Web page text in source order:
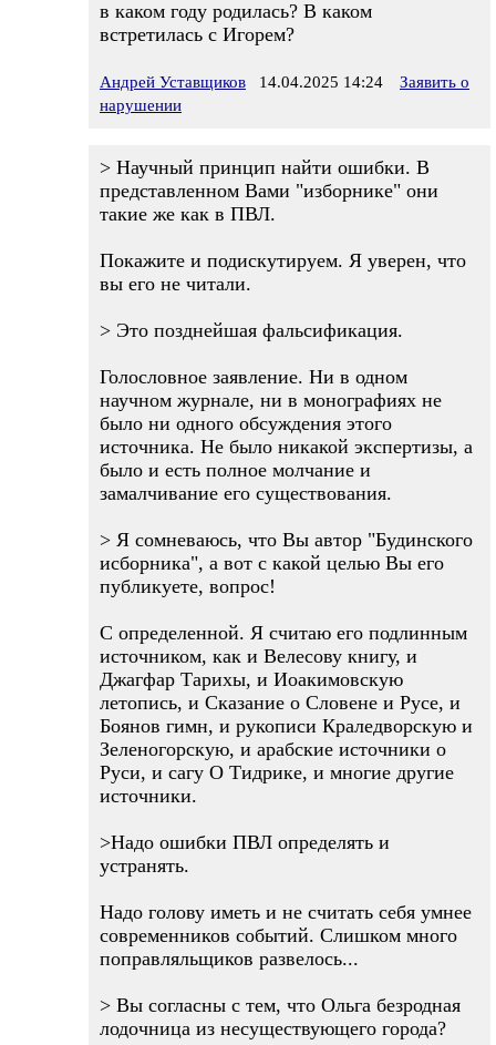
в каком году родилась? В каком
встретилась с Игорем?
Андрей Уставщиков 14.04.2025 14:24
Заявить о
нарушении
> Научный принцип найти ошибки. В
представленном Вами "изборнике" они
такие же как в ПВЛ.
Покажите и подискутируем. Я уверен, что
вы его не читали.
> Это позднейшая фальсификация.
Голословное заявление. Ни в одном
научном журнале, ни в монографиях не
было ни одного обсуждения этого
источника. Не было никакой экспертизы, а
было и есть полное молчание и
замалчивание его существования.
> Я сомневаюсь, что Вы автор "Будинского
исборника", а вот с какой целью Вы его
публикуете, вопрос!
C определенной. Я считаю его подлинным
источником, как и Велесову книгу, и
Джагфар Тарихы, и Иоакимовскую
летопись, и Сказание о Словене и Русе, и
Боянов гимн, и рукописи Краледворскую и
Зеленогорскую, и арабские источники о
Руси, и сагу О Тидрике, и многие другие
источники.
>Надо ошибки ПВЛ определять и
устранять.
Надо голову иметь и не считать себя умнее
современников событий. Слишком много
поправляльщиков развелось...
> Вы согласны с тем, что Ольга безродная
лодочница из несуществующего города?